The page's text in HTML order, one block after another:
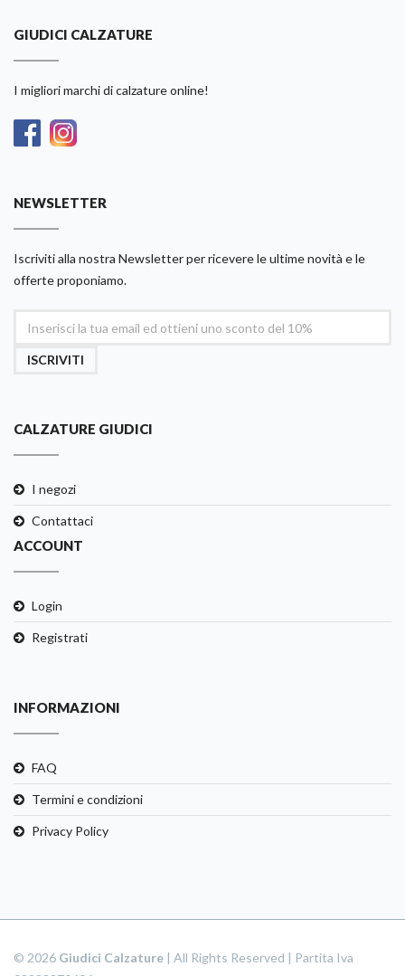
GIUDICI CALZATURE
I migliori marchi di calzature online!
NEWSLETTER
Iscriviti alla nostra Newsletter per ricevere le ultime novità e le
offerte proponiamo.
ISCRIVITI
CALZATURE GIUDICI
I negozi
Contattaci
ACCOUNT
Login
Registrati
INFORMAZIONI
FAQ
Termini e condizioni
Privacy Policy
© 2026 Giudici Calzature | All Rights Reserved | Partita Iva